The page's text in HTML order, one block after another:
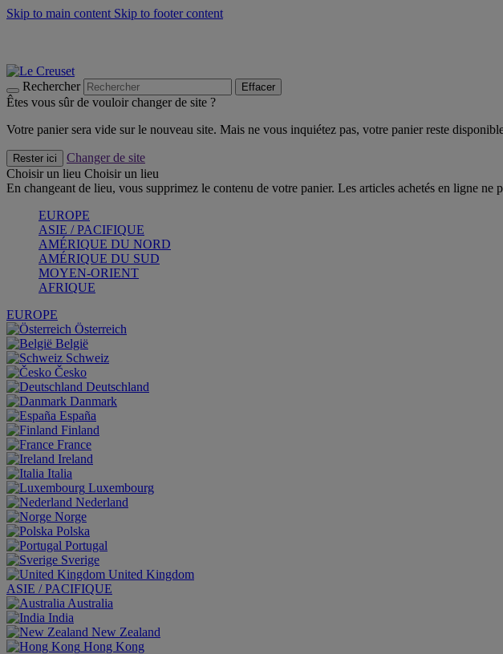
Skip to main content Skip to footer content
Rechercher Effacer
Êtes vous sûr de vouloir changer de site ?
Votre panier sera vide sur le nouveau site. Mais ne vous inquiétez pas, votre panier reste
Rester ici
Changer de site
Choisir un lieu Choisir un lieu
En changeant de lieu, vous supprimez le contenu de votre panier. Les articles achetés en ligne ne
EUROPE
ASIE / PACIFIQUE
AMÉRIQUE DU NORD
AMÉRIQUE DU SUD
MOYEN-ORIENT
AFRIQUE
EUROPE
Österreich
België
Schweiz
Česko
Deutschland
Danmark
España
Finland
France
Ireland
Italia
Luxembourg
Nederland
Norge
Polska
Portugal
Sverige
United Kingdom
ASIE / PACIFIQUE
Australia
India
New Zealand
Hong Kong